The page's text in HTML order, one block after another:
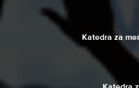
Katedra za